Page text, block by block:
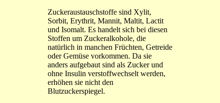
Zuckeraustauschstoffe sind Xylit,
Sorbit, Erythrit, Mannit, Maltit, Lactit
und Isomalt. Es handelt sich bei diesen
Stoffen um Zuckeralkohole, die
natürlich in manchen Früchten, Getreide
oder Gemüse vorkommen. Da sie
anders aufgebaut sind als Zucker und
ohne Insulin verstoffwechselt werden,
erhöhen sie nicht den
Blutzuckerspiegel.